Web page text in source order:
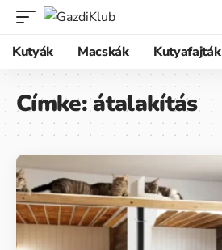
Kutyák Macskák Kutyafajták
Címke:átalakítás